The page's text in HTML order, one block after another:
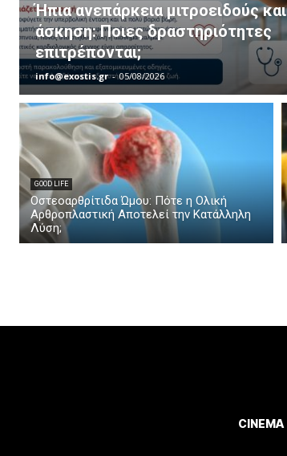
Ήπια ανεπάρκεια μιτροειδούς και
άσκηση: Ποιες δραστηριότητες
επιτρέπονται;
info@exostis.gr - 05/08/2026
GOOD LIFE
Οστεοαρθρίτιδα Ώμου: Πότε η Ολική
Αρθροπλαστική Αποτελεί την Κατάλληλη
Λύση;
CINEMA